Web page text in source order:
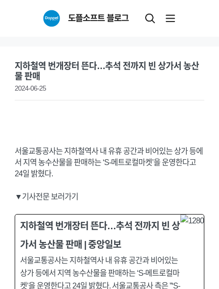
도플소프트 블로그
지하철역 번개장터 뜬다…추석 전까지 빈 상가서 농산
물 판매
2024-06-25
서울교통공사는 지하철역사 내 유휴 공간과 비어있는 상가 등에
서 지역 농수산물을 판매하는 ‘S-메트로컬마켓’을 운영한다고
24일 밝혔다.
▼기사전문 보러가기
지하철역 번개장터 뜬다…추석 전까지 빈 상
가서 농산물 판매 | 중앙일보
서울교통공사는 지하철역사 내 유휴 공간과 비어있는
상가 등에서 지역 농수산물을 판매하는 ‘S-메트로컬마
켓’을 운영한다고 24일 밝혔다. 서울교통공사 측은 ”‘S-